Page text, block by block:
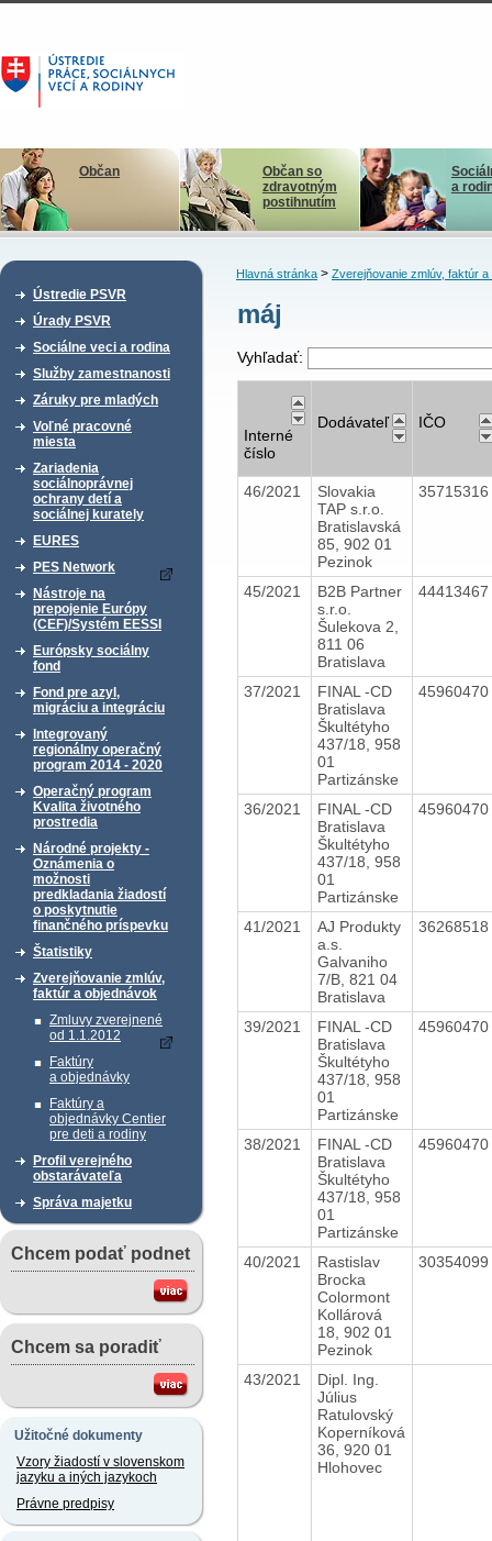
Občan
Občan so
zdravotným
postihnutím
a
Ústredie PSVR
Úrady PSVR
Sociálne veci a rodina
Služby zamestnanosti
Záruky pre mladých
Voľné pracovné
miesta
Zariadenia
sociálnoprávnej
ochrany detí a
sociálnej kurately
EURES
PES Network
Nástroje na
prepojenie Európy
(CEF)/Systém EESSI
Európsky sociálny
fond
Fond pre azyl,
migráciu a integráciu
Integrovaný
regionálny operačný
program 2014 - 2020
Operačný program
Kvalita životného
prostredia
Národné projekty -
Oznámenia o
možnosti
predkladania žiadostí
o poskytnutie
finančného príspevku
Štatistiky
Zverejňovanie zmlúv,
faktúr a objednávok
Zmluvy zverejnené
od 1.1.2012
Faktúry
a objednávky
Faktúry a
objednávky Centier
pre deti a rodiny
Profil verejného
obstarávateľa
Správa majetku
Chcem podať podnet
Chcem sa poradiť
Užitočné dokumenty
Vzory žiadostí v slovenskom
jazyku a iných jazykoch
Právne predpisy
Hlavná stránka> Zverejňovanie zmlúv, faktúr a
máj
Vyhľadať:
Interné
číslo
Dodávateľ IČO
46/2021
Slovakia
TAP s.r.o.
Bratislavská
85, 902 01
Pezinok
35715316
45/2021
B2B Partner
s.r.o.
Šulekova 2,
811 06
Bratislava
44413467
37/2021
FINAL -CD
Bratislava
Škultétyho
437/18, 958
01
Partizánske
45960470
36/2021
FINAL -CD
Bratislava
Škultétyho
437/18, 958
01
Partizánske
45960470
41/2021
AJ Produkty
a.s.
Galvaniho
7/B, 821 04
Bratislava
36268518
39/2021
FINAL -CD
Bratislava
Škultétyho
437/18, 958
01
Partizánske
45960470
38/2021
FINAL -CD
Bratislava
Škultétyho
437/18, 958
01
Partizánske
45960470
40/2021
Rastislav
Brocka
Colormont
Kollárová
18, 902 01
Pezinok
30354099
43/2021
Dipl. Ing.
Július
Ratulovský
Koperníková
36, 920 01
Hlohovec